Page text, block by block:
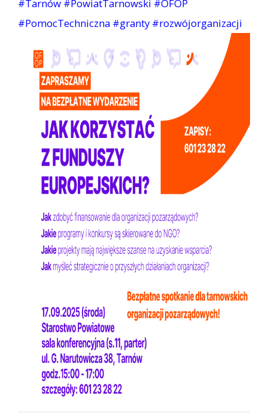
#Tarnów #PowiatTarnowski #OFOP
#PomocTechniczna #granty #rozwójorganizacji